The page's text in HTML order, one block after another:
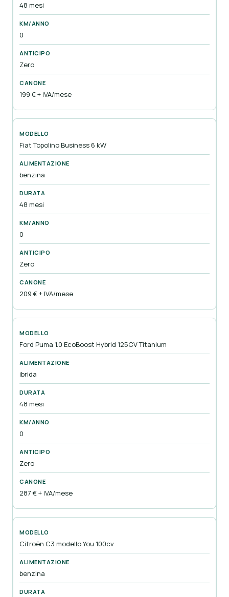
48 mesi
0
Zero
199 € + IVA/mese
Fiat Topolino Business 6 kW
benzina
48 mesi
0
Zero
209 € + IVA/mese
Ford Puma 1.0 EcoBoost Hybrid 125CV Titanium
ibrida
48 mesi
0
Zero
287 € + IVA/mese
Citroën C3 modello You 100cv
benzina